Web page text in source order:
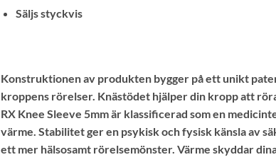
Säljs styckvis
Konstruktionen av produkten bygger på ett unikt
kroppens rörelser. Knästödet hjälper din kropp att
RX Knee Sleeve 5mm är klassificerad som en
värme. Stabilitet ger en psykisk och fysisk känsla av
ett mer hälsosamt rörelsemönster. Värme skyddar